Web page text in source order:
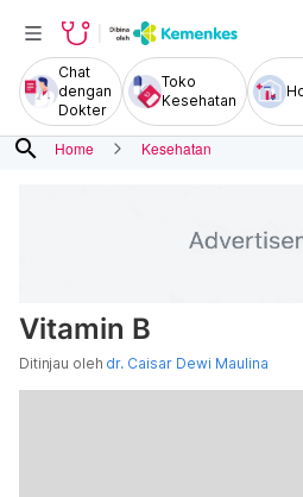
Chat
dengan
Dokter
Toko
Kesehatan
search Home Kesehatan
Vitamin B
Ditinjau oleh dr. Caisar Dewi Maulina